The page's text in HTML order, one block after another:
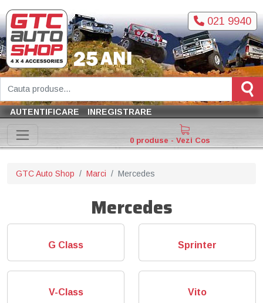
021 9940
AUTENTIFICARE INREGISTRARE
0 produse - Vezi Cos
GTC Auto Shop Marci Mercedes
Mercedes
G Class Sprinter
V-Class Vito